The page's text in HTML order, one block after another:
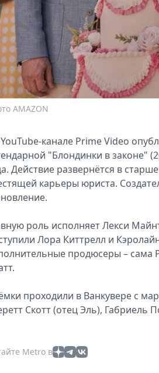
AMAZON
канале Prime Video
"Блондинки в законе"
Действие развернётся в
карьеры юриста.
роль исполняет Лекси
Лора Киттрелл и
продюсеры – сама
проходили в Ванкувере с
Скотт (отец Эль),
Metro в